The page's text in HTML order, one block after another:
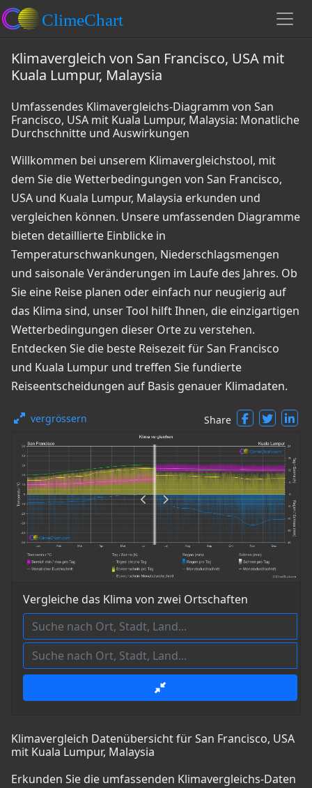
Klimavergleich von San Francisco, USA mit
Kuala Lumpur, Malaysia
Umfassendes Klimavergleichs-Diagramm von San
Francisco, USA mit Kuala Lumpur, Malaysia: Monatliche
Durchschnitte und Auswirkungen
Willkommen bei unserem Klimavergleichstool, mit
dem Sie die Wetterbedingungen von San Francisco,
USA und Kuala Lumpur, Malaysia erkunden und
vergleichen können. Unsere umfassenden Diagramme
bieten detaillierte Einblicke in
Temperaturschwankungen, Niederschlagsmengen
und saisonale Veränderungen im Laufe des Jahres. Ob
Sie eine Reise planen oder einfach nur neugierig auf
das Klima sind, unser Tool hilft Ihnen, die einzigartigen
Wetterbedingungen dieser Orte zu verstehen.
Entdecken Sie die beste Reisezeit für San Francisco
und Kuala Lumpur und treffen Sie fundierte
Reiseentscheidungen auf Basis genauer Klimadaten.
vergrössern Share
Vergleiche das Klima von zwei Ortschaften
Klimavergleich Datenübersicht für San Francisco, USA
mit Kuala Lumpur, Malaysia
Erkunden Sie die umfassenden Klimavergleichs-Daten